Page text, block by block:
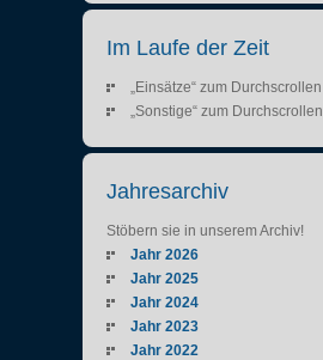
Im Laufe der Zeit
„Einsätze“ zum Durchscrollen
„Sonstige“ zum Durchscrollen
Jahresarchiv
Stöbern sie in unserem Archiv!
Jahr 2026
Jahr 2025
Jahr 2024
Jahr 2023
Jahr 2022